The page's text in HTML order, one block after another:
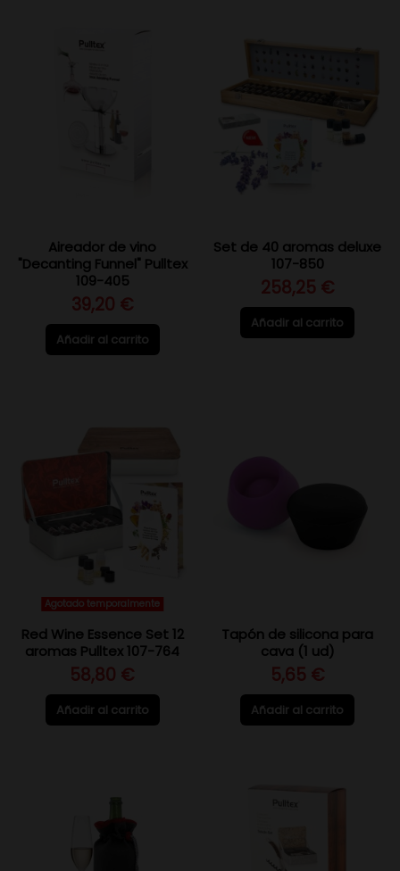
Aireador de vino
"Decanting Funnel" Pulltex
109-405
39,20 €
Añadir al carrito
Set de 40 aromas deluxe
107-850
258,25 €
Añadir al carrito
Agotado temporalmente
Red Wine Essence Set 12
aromas Pulltex 107-764
58,80 €
Añadir al carrito
Tapón de silicona para
cava (1 ud)
5,65 €
Añadir al carrito